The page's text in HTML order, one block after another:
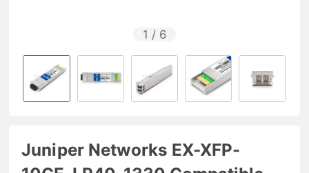
1 / 6
Juniper Networks EX-XFP-